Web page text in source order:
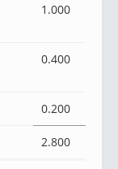
1.000
0.400
0.200
2.800